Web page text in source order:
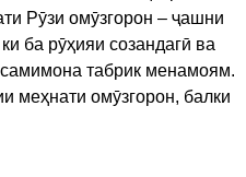
Рӯзи омӯзгорон – ҷашни
ба рӯҳияи созандагӣ ва
табрик менамоям.
меҳнати омӯзгорон, балки